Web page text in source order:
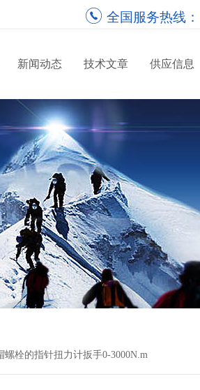
全国服务热线：
新闻动态 技术文章 供应信息
螺栓的指针扭力计扳手0-3000N.m